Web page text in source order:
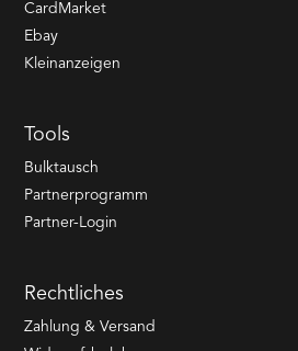
CardMarket
Ebay
Kleinanzeigen
Tools
Bulktausch
Partnerprogramm
Partner-Login
Rechtliches
Zahlung & Versand